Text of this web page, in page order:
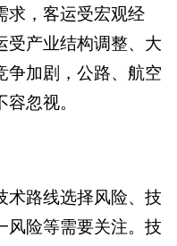
求，客运受宏观经
受产业结构调整、大
争加剧，公路、航空
忽视。
术路线选择风险、技
风险等需要关注。技